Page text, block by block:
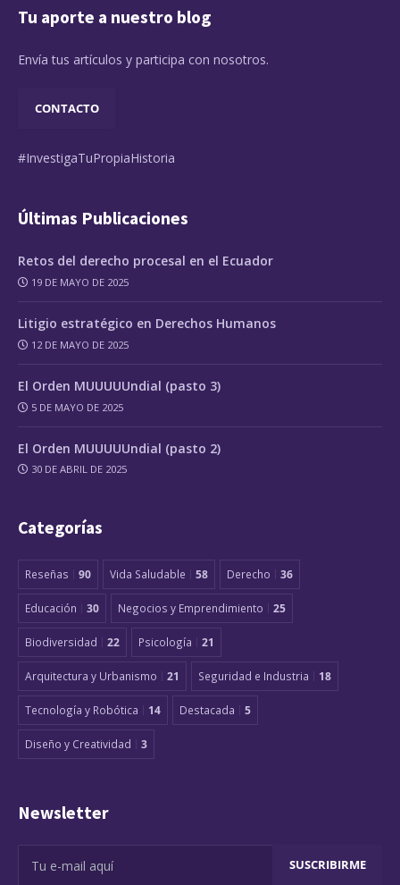
Tu aporte a nuestro blog
Envía tus artículos y participa con nosotros.
CONTACTO
#InvestigaTuPropiaHistoria
Últimas Publicaciones
Retos del derecho procesal en el Ecuador
19 DE MAYO DE 2025
Litigio estratégico en Derechos Humanos
12 DE MAYO DE 2025
El Orden MUUUUUndial (pasto 3)
5 DE MAYO DE 2025
El Orden MUUUUUndial (pasto 2)
30 DE ABRIL DE 2025
Categorías
Reseñas 90 Vida Saludable 58 Derecho 36
Educación 30 Negocios y Emprendimiento 25
Biodiversidad 22 Psicología 21
Arquitectura y Urbanismo 21 Seguridad e Industria 18
Tecnología y Robótica 14 Destacada 5
Diseño y Creatividad 3
Newsletter